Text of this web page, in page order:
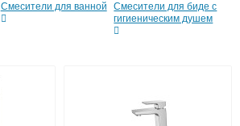
Смесители для ванной
Смесители для биде с
гигиеническим душем